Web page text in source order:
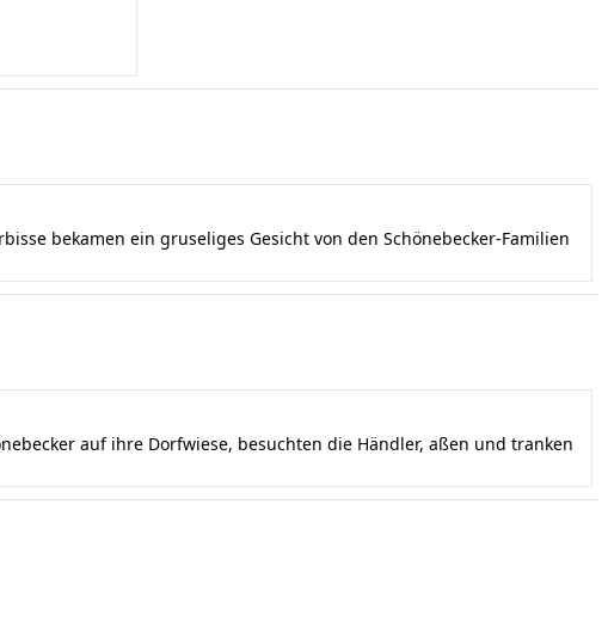
bekamen ein gruseliges Gesicht von den Schönebecker-Familien
auf ihre Dorfwiese, besuchten die Händler, aßen und tranken